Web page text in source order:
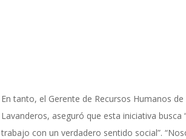
En tanto, el Gerente de Recursos Humanos de
Lavanderos, aseguró que esta iniciativa busca
trabajo con un verdadero sentido social”.